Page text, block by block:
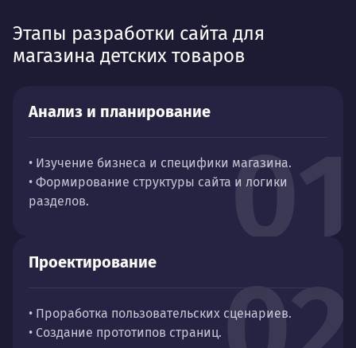
Этапы разработки сайта для
магазина детских товаров
01
Анализ и планирование
• Изучение бизнеса и специфики магазина.
• Формирование структуры сайта и логики
разделов.
Проектирование
• Проработка пользовательских сценариев.
• Создание прототипов страниц.